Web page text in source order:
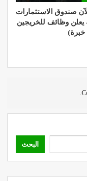
صندوق الاستثمارات
يعلن وظائف للخريجين
خبرة)
البحث